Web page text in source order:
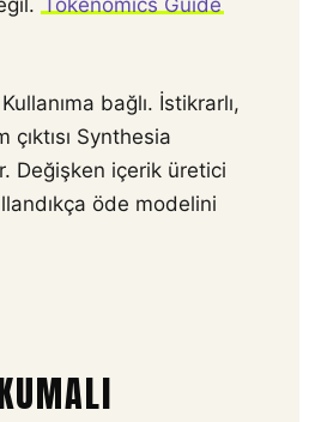
Tokenomics Guide
Kullanıma bağlı. İstikrarlı,
Synthesia
Değişken içerik üretici
öde modelini